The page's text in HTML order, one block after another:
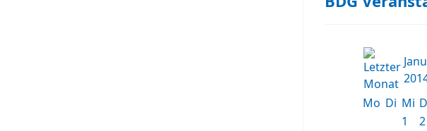
Mo Di Mi
1
2